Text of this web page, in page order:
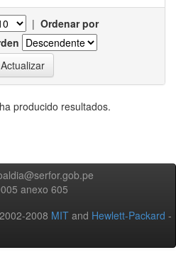
| Ordenar por
producido resultados.
anexo 605
2008 MIT and Hewlett-Packard -